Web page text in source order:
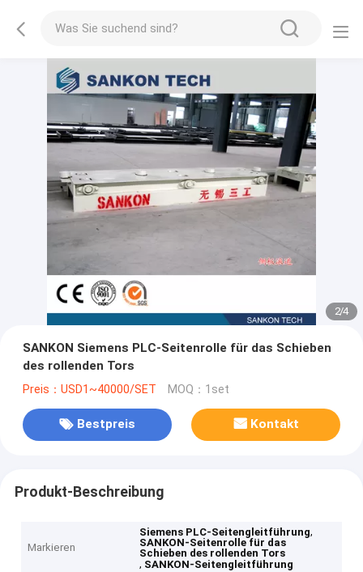
2/4
SANKON Siemens PLC-Seitenrolle für das Schieben
des rollenden Tors
Preis：USD1~40000/SET MOQ：1set
Bestpreis Kontakt
Produkt-Beschreibung
Markieren
Siemens PLC-Seitengleitführung,
SANKON-Seitenrolle für das
Schieben des rollenden Tors
, SANKON-Seitengleitführung